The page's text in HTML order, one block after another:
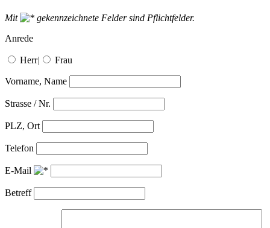
Mit
gekennzeichnete Felder sind Pflichtfelder.
Anrede
Herr| Frau
Vorname, Name
Strasse / Nr.
PLZ, Ort
Telefon
E-Mail
Betreff